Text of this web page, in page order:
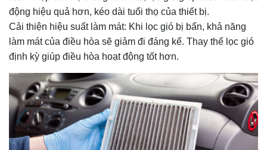
động hiệu quả hơn, kéo dài tuổi thọ của thiết bị.
Cải thiện hiệu suất làm mát: Khi lọc gió bị bẩn, khả năng
làm mát của điều hòa sẽ giảm đi đáng kể. Thay thế lọc gió
định kỳ giúp điều hòa hoạt động tốt hơn.